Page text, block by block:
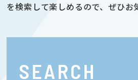
を検索して楽しめるので、ぜひお
SEARCH